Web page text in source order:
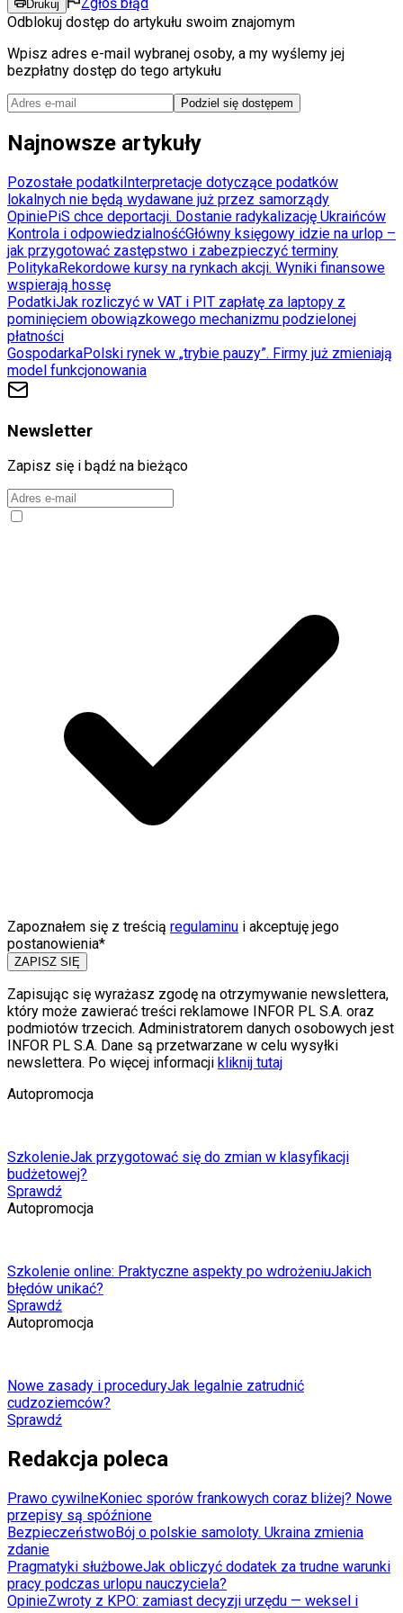
Drukuj
Odblokuj dostęp do artykułu swoim znajomym
Wpisz adres e-mail wybranej osoby, a my wyślemy jej
bezpłatny dostęp do tego artykułu
Podziel się dostępem
Najnowsze artykuły
Pozostałe podatkiInterpretacje dotyczące podatków
lokalnych nie będą wydawane już przez samorządy
OpiniePiS chce deportacji. Dostanie radykalizację Ukraińców
Kontrola i odpowiedzialnośćGłówny księgowy idzie na urlop –
jak przygotować zastępstwo i zabezpieczyć terminy
PolitykaRekordowe kursy na rynkach akcji. Wyniki finansowe
wspierają hossę
PodatkiJak rozliczyć w VAT i PIT zapłatę za laptopy z
pominięciem obowiązkowego mechanizmu podzielonej
płatności
GospodarkaPolski rynek w „trybie pauzy”. Firmy już zmieniają
model funkcjonowania
Newsletter
Zapisz się i bądź na bieżąco
Zapoznałem się z treścią regulaminu i akceptuję jego
postanowienia*
ZAPISZ SIĘ
Zapisując się wyrażasz zgodę na otrzymywanie newslettera,
który może zawierać treści reklamowe INFOR PL S.A. oraz
podmiotów trzecich. Administratorem danych osobowych jest
INFOR PL S.A. Dane są przetwarzane w celu wysyłki
newslettera. Po więcej informacji kliknij tutaj
Autopromocja
SzkolenieJak przygotować się do zmian w klasyfikacji
budżetowej?
Sprawdź
Autopromocja
Szkolenie online: Praktyczne aspekty po wdrożeniuJakich
błędów unikać?
Sprawdź
Autopromocja
Nowe zasady i proceduryJak legalnie zatrudnić
cudzoziemców?
Sprawdź
Redakcja poleca
Prawo cywilneKoniec sporów frankowych coraz bliżej? Nowe
przepisy są spóźnione
BezpieczeństwoBój o polskie samoloty. Ukraina zmienia
zdanie
Pragmatyki służboweJak obliczyć dodatek za trudne warunki
pracy podczas urlopu nauczyciela?
OpinieZwroty z KPO: zamiast decyzji urzędu — weksel i